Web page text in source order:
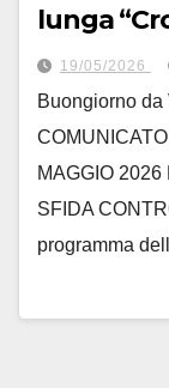
lunga
19/05/2026
Buongiorno
MAGGIO
SFIDA
programma